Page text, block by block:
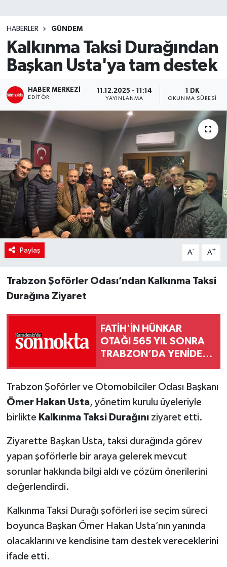
HABERLER GÜNDEM
Kalkınma Taksi Durağından
Başkan Usta'ya tam destek
HABER MERKEZI
EDITÖR
11.12.2025 - 11:14
YAYINLANMA
1 DK
OKUNMA SÜRESI
Paylaş A- A+
Trabzon Şoförler Odası’ndan Kalkınma Taksi
Durağına Ziyaret
FATİH'İN HÜNKAR
OTAĞI 565 YIL SONRA
TRABZON’DA YENİDEN
KURULACAK
Trabzon Şoförler ve Otomobilciler Odası Başkanı
Ömer Hakan Usta, yönetim kurulu üyeleriyle
birlikte Kalkınma Taksi Durağınıziyaret etti.
Ziyarette Başkan Usta, taksi durağında görev
yapan şoförlerle bir araya gelerek mevcut
sorunlar hakkında bilgi aldı ve çözüm önerilerini
değerlendirdi.
Kalkınma Taksi Durağı şoförleri ise seçim süreci
boyunca Başkan Ömer Hakan Usta’nın yanında
olacaklarını ve kendisine tam destek vereceklerini
ifade etti.
Teknoloji
TRABZON
TRABZONSPOR
Yaşam